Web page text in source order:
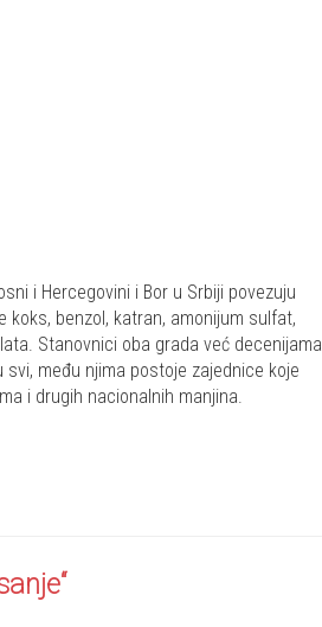
i Hercegovini i Bor u Srbiji povezuju
koks, benzol, katran, amonijum sulfat,
Stanovnici oba grada već decenijama
među njima postoje zajednice koje
i drugih nacionalnih manjina.